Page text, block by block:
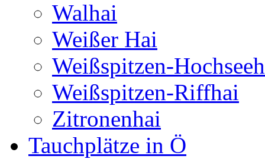
Walhai
Weißer Hai
Weißspitzen-
Weißspitzen-Riffhai
Zitronenhai
Tauchplätze in Ö